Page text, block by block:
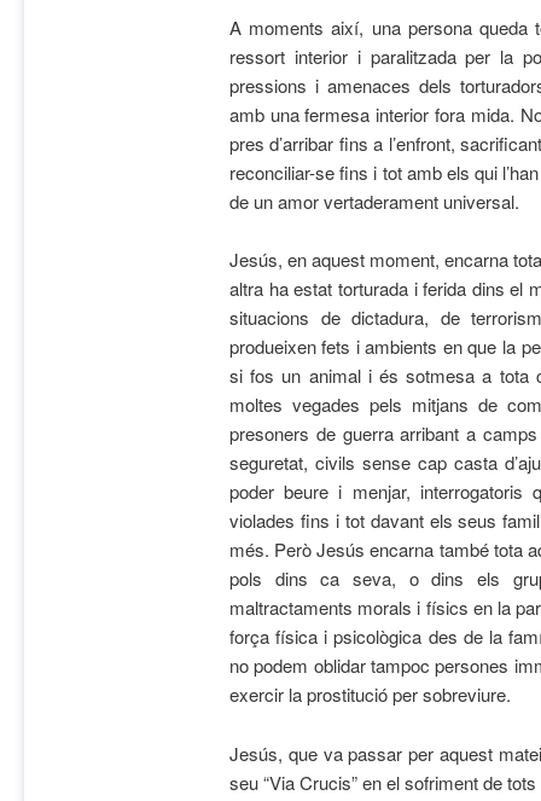
A moments així, una persona queda
ressort interior i paralitzada per la
pressions i amenaces dels
amb una fermesa interior fora mida.
pres d’arribar fins a l’enfront,
reconciliar-se fins i tot amb els qui
de un amor vertaderament universal.
Jesús, en aquest moment, encarna
altra ha estat torturada i ferida dins el
situacions de dictadura, de
produeixen fets i ambients en que la
si fos un animal i és sotmesa a tota
moltes vegades pels mitjans de
presoners de guerra arribant a
seguretat, civils sense cap casta
poder beure i menjar, interrogatoris
violades fins i tot davant els seus
més. Però Jesús encarna també tota
pols dins ca seva, o dins els
maltractaments morals i físics en la
força física i psicològica des de la
no podem oblidar tampoc persones
exercir la prostitució per sobreviure.
Jesús, que va passar per aquest
seu “Via Crucis” en el sofriment de